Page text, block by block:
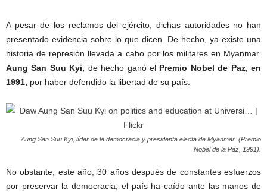
A pesar de los reclamos del ejército, dichas autoridades no han
presentado evidencia sobre lo que dicen. De hecho, ya existe una
historia de represión llevada a cabo por los militares en Myanmar.
Aung San Suu Kyi, de hecho ganó el Premio Nobel de Paz, en
1991, por haber defendido la libertad de su país.
Aung San Suu Kyi, líder de la democracia y presidenta electa de Myanmar. (Premio
Nobel de la Paz, 1991).
No obstante, este año, 30 años después de constantes esfuerzos
por preservar la democracia, el país ha caído ante las manos de